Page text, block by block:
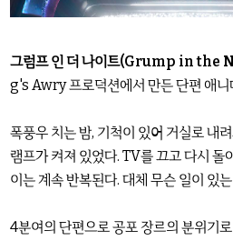
그럼프 인 더 나이트(Grump in the
g's Awry 프로덕션에서 만든 단편 애니
폭풍우 치는 밤, 기척이 있어 거실로 내
램프가 켜져 있었다. TV를 끄고 다시 돌
이는 계속 반복된다. 대체 무슨 일이 있
4분여의 단편으로 공포 장르의 분위기